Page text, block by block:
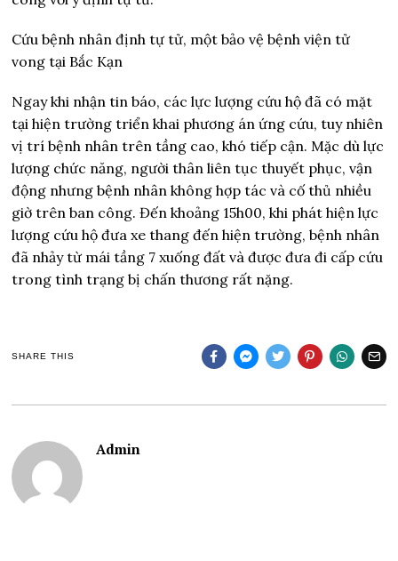
Cứu bệnh nhân định tự tử, một bảo vệ bệnh viện tử
vong tại Bắc Kạn
Ngay khi nhận tin báo, các lực lượng cứu hộ đã có mặt
tại hiện trường triển khai phương án ứng cứu, tuy nhiên
vị trí bệnh nhân trên tầng cao, khó tiếp cận. Mặc dù lực
lượng chức năng, người thân liên tục thuyết phục, vận
động nhưng bệnh nhân không hợp tác và cố thủ nhiều
giờ trên ban công. Đến khoảng 15h00, khi phát hiện lực
lượng cứu hộ đưa xe thang đến hiện trường, bệnh nhân
đã nhảy từ mái tầng 7 xuống đất và được đưa đi cấp cứu
trong tình trạng bị chấn thương rất nặng.
SHARE THIS
Admin